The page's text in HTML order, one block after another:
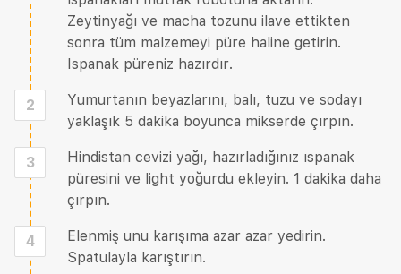
Zeytinyağı ve macha tozunu ilave ettikten
sonra tüm malzemeyi püre haline getirin.
Ispanak püreniz hazırdır.
2
Yumurtanın beyazlarını, balı, tuzu ve sodayı
yaklaşık 5 dakika boyunca mikserde çırpın.
3
Hindistan cevizi yağı, hazırladığınız ıspanak
püresini ve light yoğurdu ekleyin. 1 dakika daha
çırpın.
4
Elenmiş unu karışıma azar azar yedirin.
Spatulayla karıştırın.